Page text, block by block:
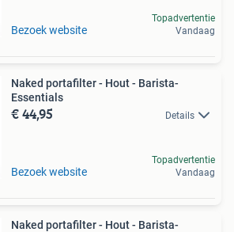
Bezoek website
Topadvertentie
Vandaag
Naked portafilter - Hout - Barista-
Essentials
€ 44,95 Details
Bezoek website
Topadvertentie
Vandaag
Naked portafilter - Hout - Barista-